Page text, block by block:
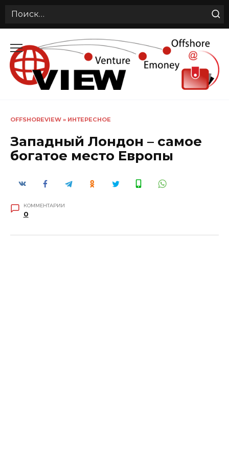
Search
содержанию
OFFSHOREVIEW » ИНТЕРЕСНОЕ
Западный Лондон – самое
богатое место Европы
КОММЕНТАРИИ
0